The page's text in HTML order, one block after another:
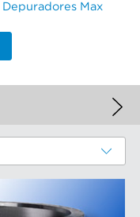
Depuradores Max